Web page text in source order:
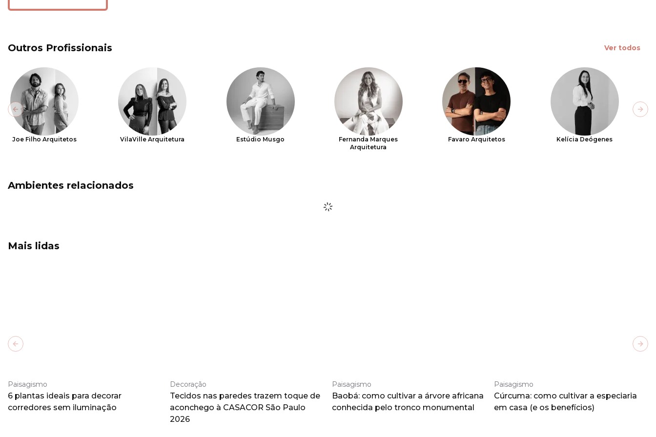
Outros Profissionais Ver todos
Joe Filho Arquitetos VilaVille Arquitetura Estúdio Musgo
Fernanda Marques
Arquitetura
Favaro Arquitetos Kelícia Deógenes
Previous slide
Ambientes relacionados
Mais lidas
Paisagismo
6 plantas ideais para decorar
corredores sem iluminação
Decoração
Tecidos nas paredes trazem toque de
aconchego à CASACOR São Paulo
2026
Paisagismo
Baobá: como cultivar a árvore africana
conhecida pelo tronco monumental
Paisagismo
Cúrcuma: como cultivar a especiaria
em casa (e os benefícios)
Previous slide